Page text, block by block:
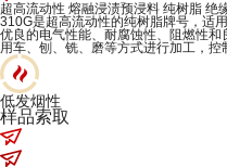
超高流动性 熔融浸渍预浸料 纯树脂 绝
310G是超高流动性的纯树脂牌号，适
优良的电气性能、耐腐蚀性、阻燃性
用车、刨、铣、磨等方式进行加工，控
低发烟性
样品索取